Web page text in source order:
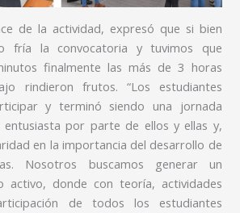
de la actividad, expresó que si bien
fría la convocatoria y tuvimos que
finalmente las más de 3 horas
rindieron frutos. “Los estudiantes
y terminó siendo una jornada
entusiasta por parte de ellos y ellas y,
en la importancia del desarrollo de
Nosotros buscamos generar un
activo, donde con teoría, actividades
de todos los estudiantes